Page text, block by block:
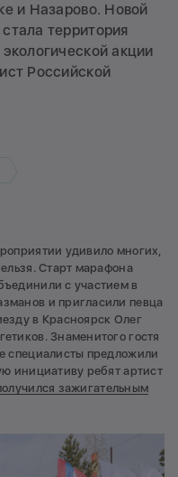
и Назарово. Новой
территория
акции
Российской
удивило многих,
Старт марафона
с участием в
и пригласили певца
в Красноярск Олег
Знаменитого гостя
специалисты предложили
инициативу ребят артист
зажигательным